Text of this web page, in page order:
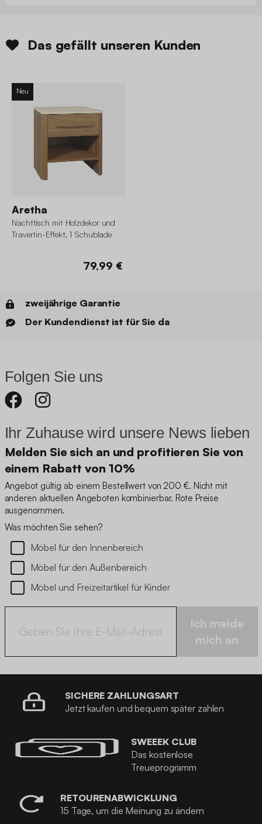
Das gefällt unseren Kunden
Neu
Aretha
Nachttisch mit Holzdekor und
Travertin-Effekt, 1 Schublade
79,99 €
zweijährige Garantie
Der Kundendienst ist für Sie da
Folgen Sie uns
Ihr Zuhause wird unsere News lieben
Melden Sie sich an und profitieren Sie von
einem Rabatt von 10%
Angebot gültig ab einem Bestellwert von 200 €. Nicht mit
anderen aktuellen Angeboten kombinierbar. Rote Preise
ausgenommen.
Was möchten Sie sehen?
Möbel für den Innenbereich
Möbel für den Außenbereich
Möbel und Freizeitartikel für Kinder
Ich melde
mich an
SICHERE ZAHLUNGSART
Jetzt kaufen und bequem später zahlen
SWEEEK CLUB
Das kostenlose
Treueprogramm
RETOURENABWICKLUNG
15 Tage, um die Meinung zu ändern